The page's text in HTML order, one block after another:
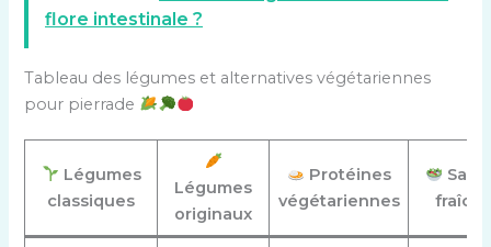
flore intestinale ?
Tableau des légumes et alternatives végétariennes
pour pierrade
Légumes
classiques
Légumes
originaux
Protéines
végétariennes